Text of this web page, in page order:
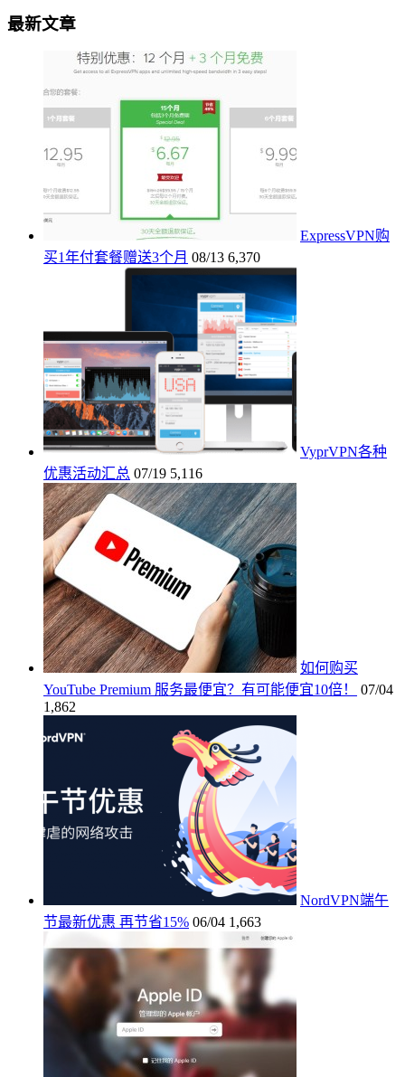
最新文章
ExpressVPN购
买1年付套餐赠送3个月 08/13 6,370
VyprVPN各种
优惠活动汇总 07/19 5,116
如何购买
YouTube Premium 服务最便宜？有可能便宜10倍！
07/04
1,862
NordVPN端午
节最新优惠 再节省15% 06/04 1,663